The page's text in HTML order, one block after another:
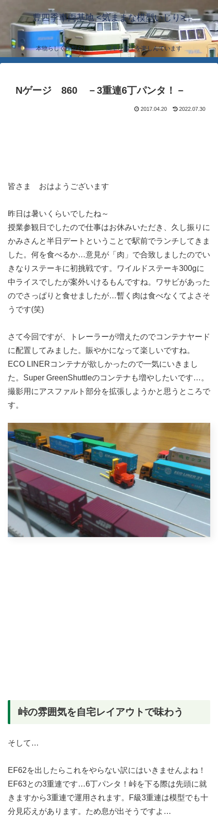
豊四季車両基地 <気ままな模型いじり>
本物らしく模型らしく… 簡単な加工を楽しんでいます
Nゲージ 860 －3重連6丁パンタ！－
2017.04.20 2022.07.30
皆さま おはようございます
昨日は暑いくらいでしたね～
授業参観日でしたので仕事はお休みいただき、久し振りに
かみさんと半日デートということで駅前でランチしてきま
した。何を食べるか…意見が「肉」で合致しましたのでい
きなりステーキに初挑戦です。ワイルドステーキ300gに
中ライスでしたが案外いけるもんですね。ワサビがあった
のでさっぱりと食せましたが…暫く肉は食べなくてよさそ
うです(笑)
さて今回ですが、トレーラーが増えたのでコンテナヤード
に配置してみました。賑やかになって楽しいですね。
ECO LINERコンテナが欲しかったので一気にいきまし
た。Super GreenShuttleのコンテナも増やしたいです…。
撮影用にアスファルト部分を拡張しようかと思うところで
す。
峠の雰囲気を自宅レイアウトで味わう
そして…
EF62を出したらこれをやらない訳にはいきませんよね！
EF63との3重連です…6丁パンタ！峠を下る際は先頭に就
きますから3重連で運用されます。F級3重連は模型でも十
分見応えがあります。ため息が出そうですよ…